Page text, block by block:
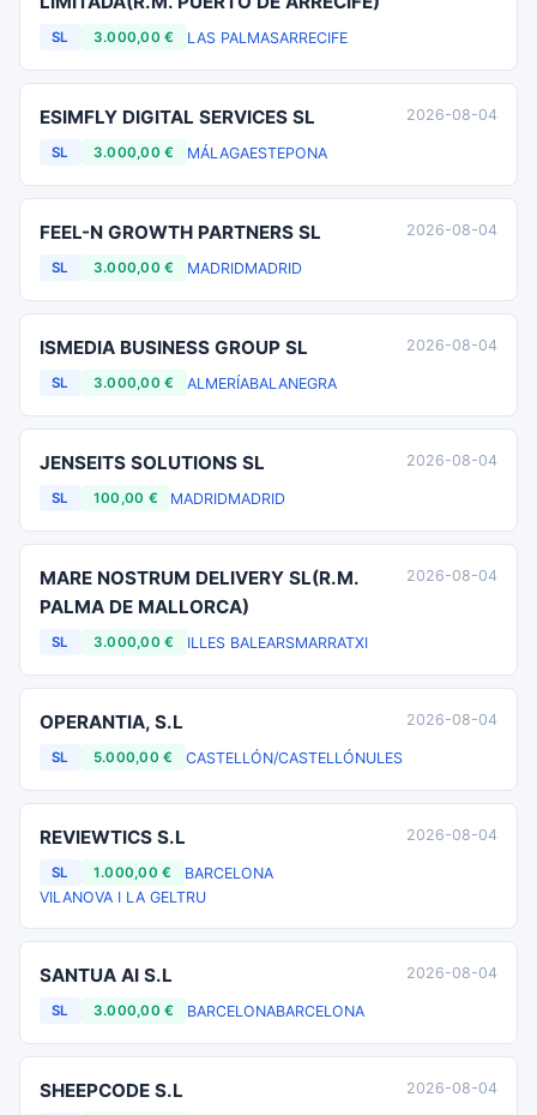
SL 3.000,00 € LAS PALMASARRECIFE
ESIMFLY DIGITAL SERVICES SL
SL 3.000,00 € MÁLAGAESTEPONA
2026-08-04
FEEL-N GROWTH PARTNERS SL
SL 3.000,00 € MADRIDMADRID
2026-08-04
ISMEDIA BUSINESS GROUP SL
SL 3.000,00 € ALMERÍABALANEGRA
2026-08-04
JENSEITS SOLUTIONS SL
SL 100,00 € MADRIDMADRID
2026-08-04
MARE NOSTRUM DELIVERY SL(R.M.
PALMA DE MALLORCA)
SL 3.000,00 € ILLES BALEARSMARRATXI
2026-08-04
OPERANTIA, S.L
SL 5.000,00 € CASTELLÓN/CASTELLÓNULES
2026-08-04
REVIEWTICS S.L
SL 1.000,00 €
BARCELONA
VILANOVA I LA GELTRU
2026-08-04
SANTUA AI S.L
SL 3.000,00 € BARCELONABARCELONA
2026-08-04
SHEEPCODE S.L 2026-08-04